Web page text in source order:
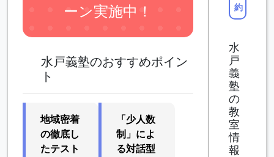
ーン実施中！
水戸義塾のおすすめポイン
ト
地域密着
の徹底し
たテスト
「少人数
制」によ
る対話型
約
水
戸
義
塾
の
教
室
情
報